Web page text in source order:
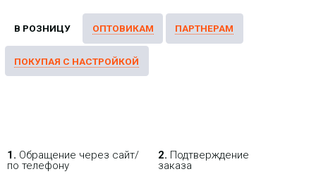
1. Обращение через сайт/
по телефону
2. Подтверждение
заказа